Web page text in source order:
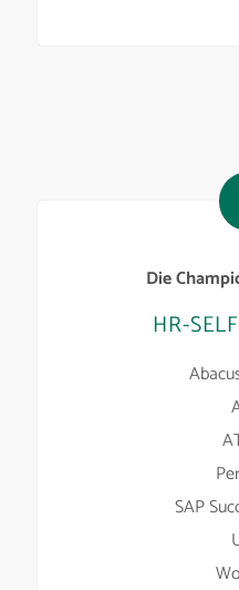
Die
HR-
SAP